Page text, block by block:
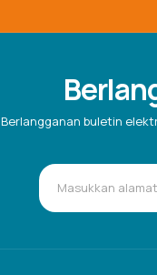
Berlangganan buletin